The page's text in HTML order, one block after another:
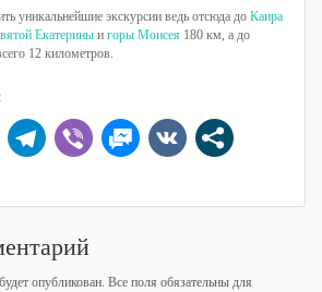
уникальнейшие экскурсии ведь отсюда до Каира
Екатерины и горы Моисея 180 км, а до
12 километров.
опубликован. Все поля обязательны для